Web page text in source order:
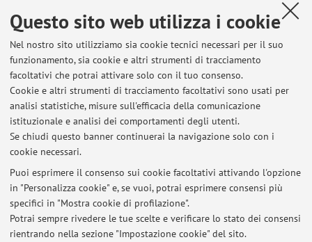
Questo sito web utilizza i cookie
Nel nostro sito utilizziamo sia cookie tecnici necessari per il suo
funzionamento, sia cookie e altri strumenti di tracciamento
facoltativi che potrai attivare solo con il tuo consenso.
Cookie e altri strumenti di tracciamento facoltativi sono usati per
analisi statistiche, misure sull'efficacia della comunicazione
istituzionale e analisi dei comportamenti degli utenti.
Se chiudi questo banner continuerai la navigazione solo con i
cookie necessari.
Puoi esprimere il consenso sui cookie facoltativi attivando l'opzione
in "Personalizza cookie" e, se vuoi, potrai esprimere consensi più
specifici in "Mostra cookie di profilazione".
Potrai sempre rivedere le tue scelte e verificare lo stato dei consensi
rientrando nella sezione "Impostazione cookie" del sito.
Orario di ricevimento
Il ricevimento avviene su appuntamento. Per accordi
contattare il docente via e-mail: alessandro.bazzi@unibo.it
Ultimi avvisi
Al momento non sono presenti avvisi.